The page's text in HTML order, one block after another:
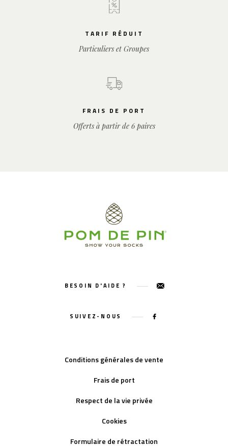
TARIF RÉDUIT
Particuliers et Groupes
FRAIS DE PORT
Offerts à partir de 6 paires
BESOIN D'AIDE ?
SUIVEZ-NOUS
Conditions générales de vente
Frais de port
Respect de la vie privée
Cookies
Formulaire de rétractation